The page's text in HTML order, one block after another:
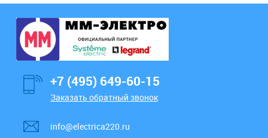
+7 (495) 649-60-15
Заказать обратный звонок
info@electrica220.ru